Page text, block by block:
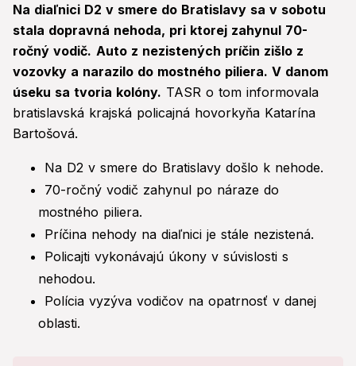
Na diaľnici D2 v smere do Bratislavy sa v sobotu
stala dopravná nehoda, pri ktorej zahynul 70-
ročný vodič. Auto z nezistených príčin zišlo z
vozovky a narazilo do mostného piliera. V danom
úseku sa tvoria kolóny. TASR o tom informovala
bratislavská krajská policajná hovorkyňa Katarína
Bartošová.
Na D2 v smere do Bratislavy došlo k nehode.
70-ročný vodič zahynul po náraze do
mostného piliera.
Príčina nehody na diaľnici je stále nezistená.
Policajti vykonávajú úkony v súvislosti s
nehodou.
Polícia vyzýva vodičov na opatrnosť v danej
oblasti.